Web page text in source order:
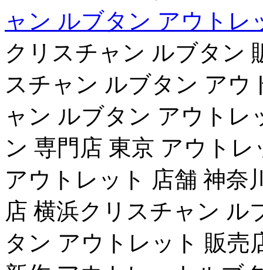
ャン ルブタン アウトレ
クリスチャン ルブタン
スチャン ルブタン アウ
ャン ルブタン アウト
ン 専門店 東京 アウト
アウトレット 店舗 神奈
店 横浜クリスチャン ル
タン アウトレット 販売